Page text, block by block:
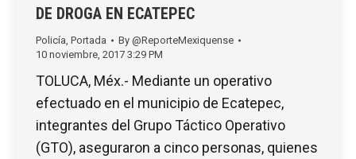
DE DROGA EN ECATEPEC
Policía Portada By @ReporteMexiquense
10 noviembre, 2017 3:29 PM
TOLUCA, Méx.- Mediante un operativo
efectuado en el municipio de Ecatepec,
integrantes del Grupo Táctico Operativo
(GTO), aseguraron a cinco personas, quienes